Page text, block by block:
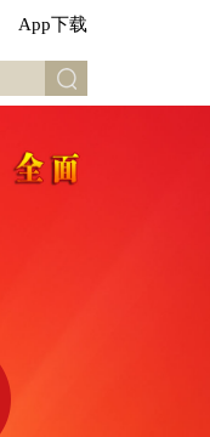
App下载